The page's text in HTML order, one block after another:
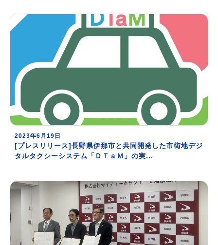
2023年6月19日
[プレスリリース]長野県伊那市と共同開発した市街地デジ
タルタクシーシステム「ＤＴａＭ」の実...